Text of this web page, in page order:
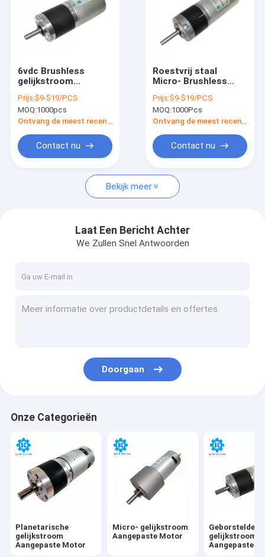
Ongeveer ons
Fabrieksreis
Nieuws
Verzoek om een Citaat
Planetarische gelijkstroom Aangepaste Motor
Geborstelde gelijkstroom Aangepaste Motor
Brushless gelijkstroom Aangepaste Motor
N20 gelijkstroom-Toestelmotor
Micro Geborstelde gelijkstroom-Motor
Gelijkstroom-Trillingsmotor
6vdc Brushless
gelijkstroom
Planetarische het
Toestelmotor
BL2430 van Bldc
Prijs:$9-$19/PCS
MOQ:1000pcs
Ontvang de meest recente Prijs
Contact nu
Roestvrij staal
Micro- Brushless
Aangepaste Motor
2418 2430 Boxtorsie
Prijs:$9-$19/PCS
MOQ:1000Pcs
Ontvang de meest recente Prijs
Contact nu
Bekijk meer
Laat Een Bericht Achter
We Zullen Snel Antwoorden
Doorgaan
Onze Categorieën
Planetarische
gelijkstroom
Aangepaste Motor
Micro- gelijkstroom
Aangepaste Motor
Geborstelde
gelijkstroom
Aangepaste